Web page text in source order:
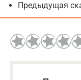
Предыдущая